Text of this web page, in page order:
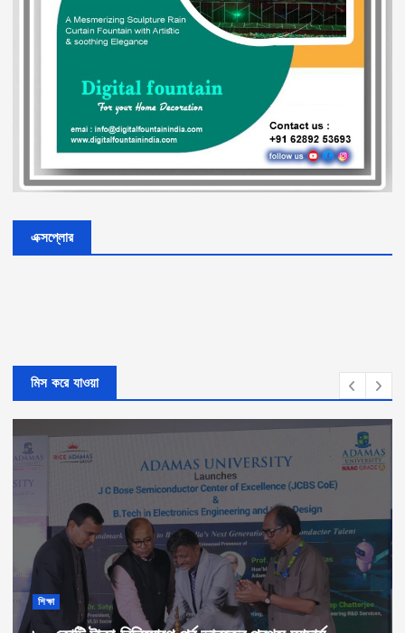
এক্সপ্লোর
মিস করে যাওয়া
ব্যবসা বাণিজ্য